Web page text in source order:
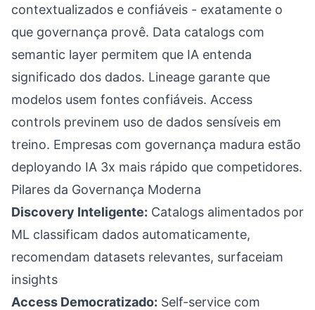
contextualizados e confiáveis - exatamente o
que governança provê. Data catalogs com
semantic layer permitem que IA entenda
significado dos dados. Lineage garante que
modelos usem fontes confiáveis. Access
controls previnem uso de dados sensíveis em
treino. Empresas com governança madura estão
deployando IA 3x mais rápido que competidores.
Pilares da Governança Moderna
Discovery Inteligente: Catalogs alimentados por
ML classificam dados automaticamente,
recomendam datasets relevantes, surfaceiam
insights
Access Democratizado: Self-service com